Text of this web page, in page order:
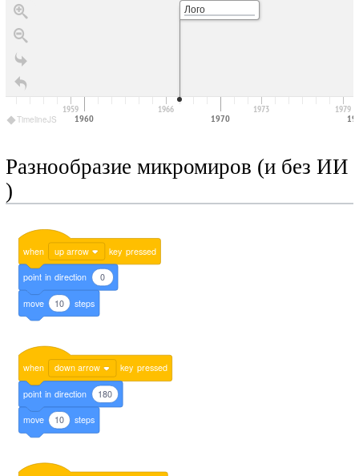
Лого
1960 1970
1959 1966 1973
1979
TimelineJS
Разнообразие микромиров (и без ИИ
)
when up arrow key pressed
point in direction 0
move 10 steps
when down arrow key pressed
point in direction 180
move 10 steps